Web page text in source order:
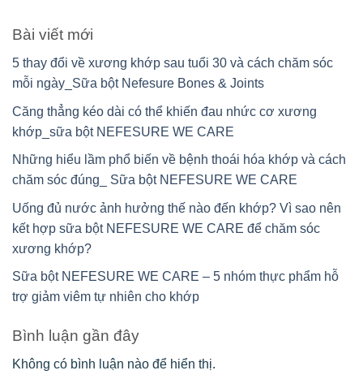
Bài viết mới
5 thay đổi về xương khớp sau tuổi 30 và cách chăm sóc
mỗi ngày_Sữa bột Nefesure Bones & Joints
Căng thẳng kéo dài có thể khiến đau nhức cơ xương
khớp_sữa bột NEFESURE WE CARE
Những hiểu lầm phổ biến về bệnh thoái hóa khớp và cách
chăm sóc đúng_ Sữa bột NEFESURE WE CARE
Uống đủ nước ảnh hưởng thế nào đến khớp? Vì sao nên
kết hợp sữa bột NEFESURE WE CARE để chăm sóc
xương khớp?
Sữa bột NEFESURE WE CARE – 5 nhóm thực phẩm hỗ
trợ giảm viêm tự nhiên cho khớp
Bình luận gần đây
Không có bình luận nào để hiển thị.